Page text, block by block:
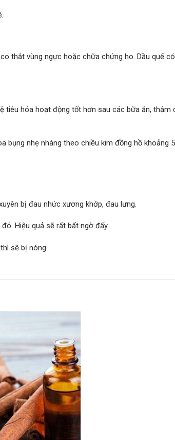
thắt vùng ngực hoặc chữa chứng ho. Dầu quế
hóa hoạt động tốt hơn sau các bữa ăn, thậm
bụng nhẹ nhàng theo chiều kim đồng hồ khoảng
bị đau nhức xương khớp, đau lưng.
Hiệu quả sẽ rất bất ngờ đấy.
sẽ bị nóng.